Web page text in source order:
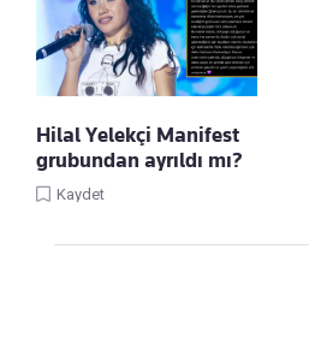
Hilal Yelekçi Manifest
grubundan ayrıldı mı?
Kaydet